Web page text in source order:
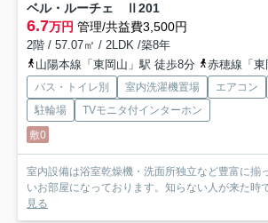
ベル・ルーチェ Ⅱ 201
6.7万円 管理/共益費3,500円
2階 / 57.07㎡ / 2LDK /築8年
山陽本線「東岡山」駅 徒歩8分
赤穂線「
バス・トイレ別 室内洗濯機置場 エアコン
駐輪場
TVモニタ付インターホン
敷0
室内設備は浴室乾燥機・洗面所独立など豊富に揃
いお部屋になっております。知らない人が来た時
見る